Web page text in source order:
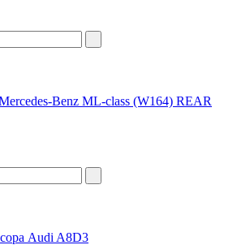
Benz ML-class (W164) REAR
Audi A8D3